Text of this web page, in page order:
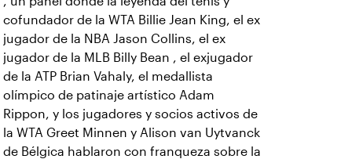
cofundador de la WTA Billie Jean King, el ex
jugador de la NBA Jason Collins, el ex
jugador de la MLB Billy Bean , el exjugador
de la ATP Brian Vahaly, el medallista
olímpico de patinaje artístico Adam
Rippon, y los jugadores y socios activos de
la WTA Greet Minnen y Alison van Uytvanck
de Bélgica hablaron con franqueza sobre la